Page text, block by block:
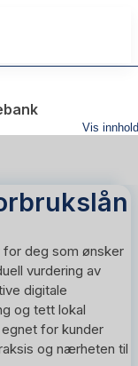
Vis innhold
for deg som ønsker
vurdering av
digitale
og tett lokal
for kunder
og nærheten til